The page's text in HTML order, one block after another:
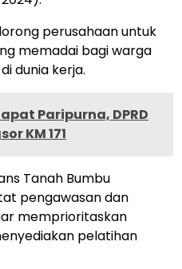
perusahaan untuk
memadai bagi warga
dunia kerja.
Paripurna, DPRD
KM 171
Tanah Bumbu
pengawasan dan
memprioritaskan
pelatihan